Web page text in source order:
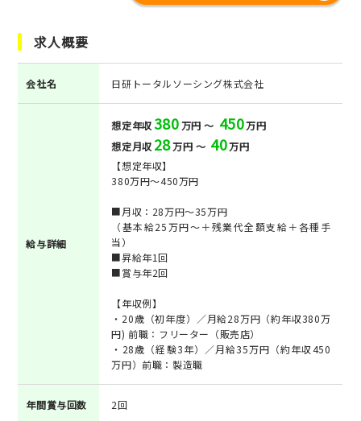
求人概要
会社名 日研トータルソーシング株式会社
給与詳細
想定年収380万円 ～ 450万円
想定月収 28万円 ～ 40万円
【想定年収】
380万円～450万円
■月収：28万円～35万円
（基本給25万円～＋残業代全額支給＋各種手
当）
■昇給年1回
■賞与年2回
【年収例】
・20歳（初年度）／月給28万円（約年収380万
円) 前職：フリーター（販売店）
・28歳（経験3年）／月給35万円（約年収450
万円）前職：製造職
年間賞与回数 2回